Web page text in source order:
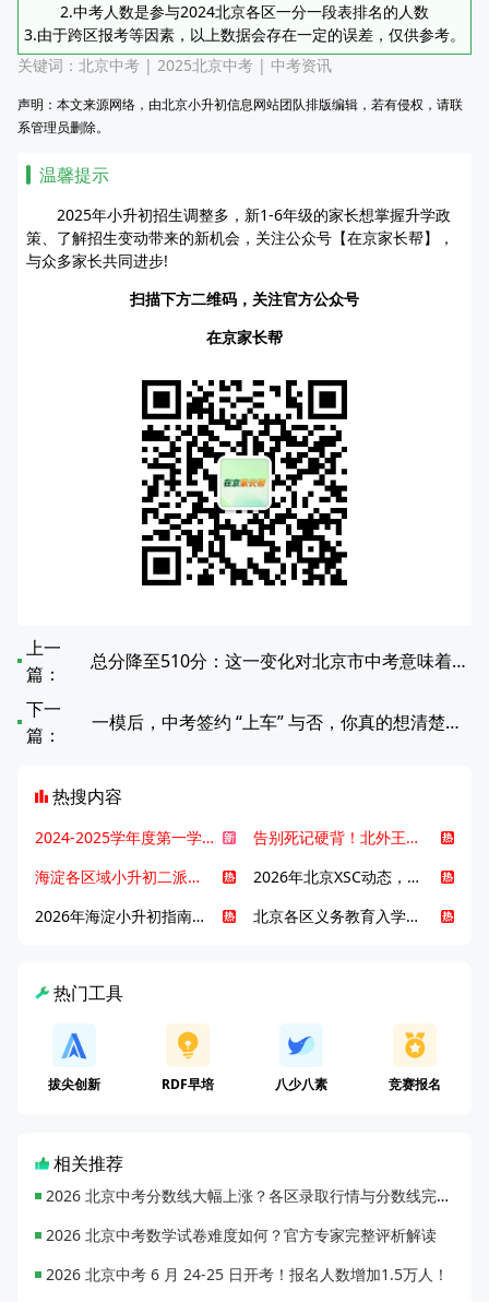
2.中考人数是参与2024北京各区一分一段表排名的人数
3.由于跨区报考等因素，以上数据会存在一定的误差，仅供参考。
关键词： 北京中考 | 2025北京中考 | 中考资讯
声明：本文来源网络，由北京小升初信息网站团队排版编辑，若有侵权，请联
系管理员删除。
温馨提示
2025年小升初招生调整多，新1-6年级的家长想掌握升学政
策、了解招生变动带来的新机会，关注公众号【在京家长帮】，
与众多家长共同进步!
扫描下方二维码，关注官方公众号
在京家长帮
上一
篇：
总分降至510分：这一变化对北京市中考意味着什么？
下一
篇：
一模后，中考签约 “上车” 与否，你真的想清楚了吗？
热搜内容
2024-2025学年度第一学期北京各区期末考试真题试卷汇总
告别死记硬背！北外王牌精读词汇课，帮孩子突破英语词汇难关
海淀各区域小升初二派全攻略合集！区域一至五志愿填报、升学策略详解
2026年北京XSC动态，持续更新中ing...
2026年海淀小升初指南，一文了解招生政策要点
北京各区义务教育入学咨询电话汇总，25年小升初家长提前收藏
热门工具
拔尖创新 RDF早培 八少八素 竞赛报名
相关推荐
2026 北京中考分数线大幅上涨？各区录取行情与分数线完整汇总
2026 北京中考数学试卷难度如何？官方专家完整评析解读
2026 北京中考 6 月 24-25 日开考！报名人数增加1.5万人！